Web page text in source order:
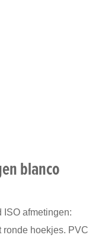
blanco
ISO afmetingen:
ronde hoekjes. PVC